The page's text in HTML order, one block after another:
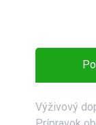
Výživový